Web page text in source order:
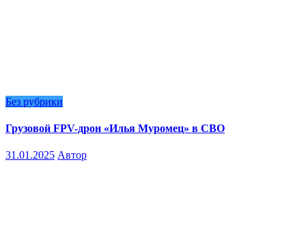
Без рубрики
Грузовой FPV-дрон «Илья Муромец» в СВО
31.01.2025 Автор